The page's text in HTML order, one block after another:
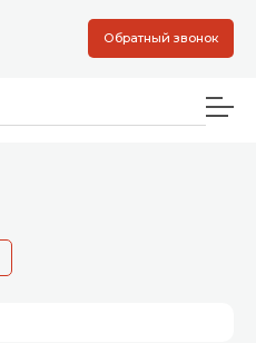
Обратный звонок